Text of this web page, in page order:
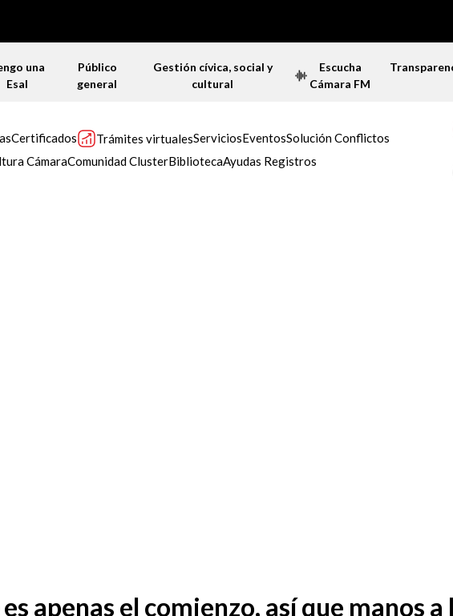
una
Esal
Público
general
Gestión cívica, social y
cultural
Escucha
Cámara FM
Certificados Trámites virtualesServiciosEventosSolución Conflictos
CámaraComunidad ClusterBibliotecaAyudas Registros
apenas el comienzo, así que manos a